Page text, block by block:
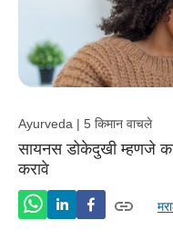
Ayurveda | 5 किमान वाचले
सायनस डोकेदुखी म्हणजे
करावे